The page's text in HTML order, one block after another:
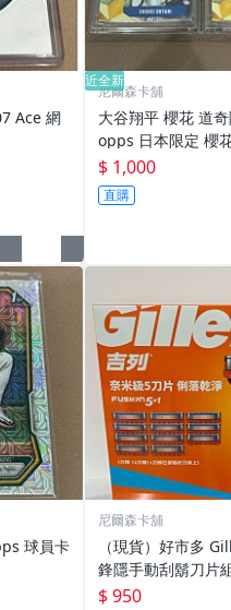
近全新
尼爾森卡舖
大谷翔平 櫻花 道
opps 日本限定 櫻花特卡 2張
套組 附卡磚
$ 1,000
直購
球員卡
尼爾森卡舖
（現貨）好市多
鋒隱手動刮鬍刀片
刀頭)
$ 950